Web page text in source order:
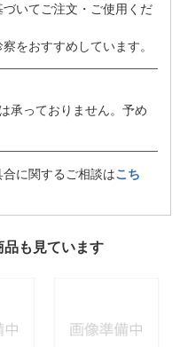
いてご注文・ご使用くだ
をおすすめしています。
承っておりません。予め
に関するご相談はこち
品も見ています